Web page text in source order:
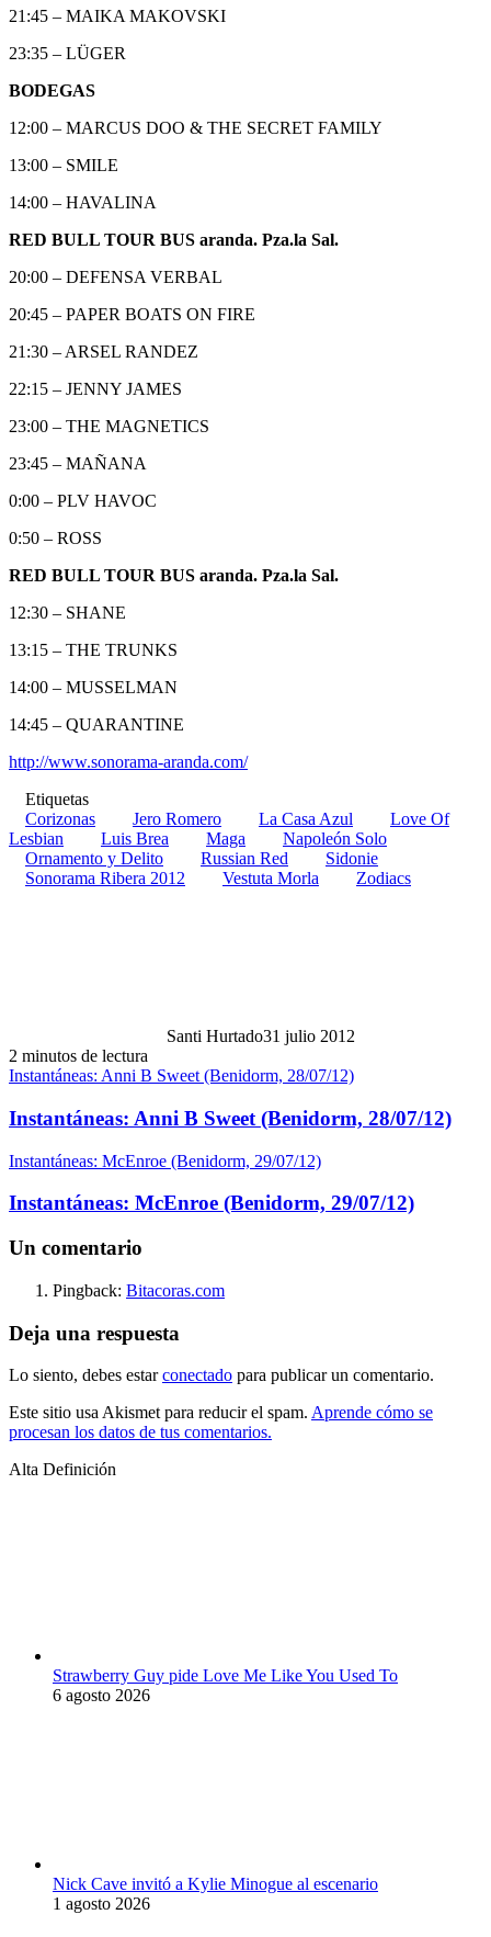
21:45 – MAIKA MAKOVSKI
23:35 – LÜGER
BODEGAS
12:00 – MARCUS DOO & THE SECRET FAMILY
13:00 – SMILE
14:00 – HAVALINA
RED BULL TOUR BUS aranda. Pza.la Sal.
20:00 – DEFENSA VERBAL
20:45 – PAPER BOATS ON FIRE
21:30 – ARSEL RANDEZ
22:15 – JENNY JAMES
23:00 – THE MAGNETICS
23:45 – MAÑANA
0:00 – PLV HAVOC
0:50 – ROSS
RED BULL TOUR BUS aranda. Pza.la Sal.
12:30 – SHANE
13:15 – THE TRUNKS
14:00 – MUSSELMAN
14:45 – QUARANTINE
http://www.sonorama-aranda.com/
Etiquetas
Corizonas
Jero Romero La Casa Azul
Love Of
Lesbian
Luis Brea Maga
Napoleón Solo
Ornamento y Delito
Russian Red
Sidonie
Sonorama Ribera 2012
Vestuta Morla Zodiacs
Santi Hurtado31 julio 2012
2 minutos de lectura
Instantáneas: Anni B Sweet (Benidorm, 28/07/12)
Instantáneas: Anni B Sweet (Benidorm, 28/07/12)
Instantáneas: McEnroe (Benidorm, 29/07/12)
Instantáneas: McEnroe (Benidorm, 29/07/12)
Un comentario
Pingback: Bitacoras.com
Deja una respuesta
Lo siento, debes estarconectado para publicar un comentario.
Este sitio usa Akismet para reducir el spam. Aprende cómo se
procesan los datos de tus comentarios.
Alta Definición
Strawberry Guy pide Love Me Like You Used To
6 agosto 2026
Nick Cave invitó a Kylie Minogue al escenario
1 agosto 2026